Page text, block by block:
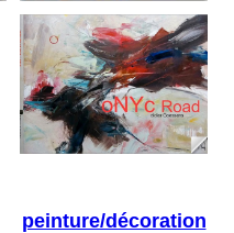
peinture/décoration